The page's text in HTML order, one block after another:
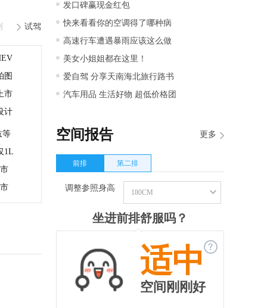
试驾
图
市
计
等
1L
发口碑赢现金红包
快来看看你的空调得了哪种病
高速行车遭遇暴雨应该这么做
美女小姐姐都在这里！
爱自驾 分享天南海北旅行路书
汽车用品 生活好物 超低价格团
空间报告 更多
前排 第二排
调整参照身高 180CM
坐进前排舒服吗？
◆
◆
适中
空间刚刚好